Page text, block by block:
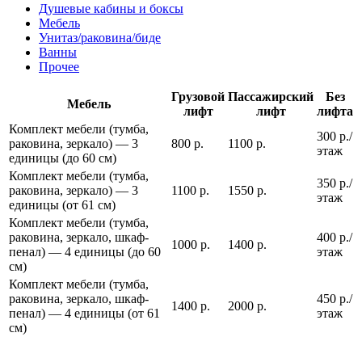
Душевые кабины и боксы
Мебель
Унитаз/раковина/биде
Ванны
Прочее
Мебель
Грузовой
лифт
Пассажирский
лифт
Без
лифта
Комплект мебели (тумба,
раковина, зеркало) — 3
единицы (до 60 см)
800 р. 1100 р.
300 р./
этаж
Комплект мебели (тумба,
раковина, зеркало) — 3
единицы (от 61 см)
1100 р. 1550 р.
350 р./
этаж
Комплект мебели (тумба,
раковина, зеркало, шкаф-
пенал) — 4 единицы (до 60
см)
1000 р. 1400 р.
400 р./
этаж
Комплект мебели (тумба,
раковина, зеркало, шкаф-
пенал) — 4 единицы (от 61
см)
1400 р. 2000 р.
450 р./
этаж